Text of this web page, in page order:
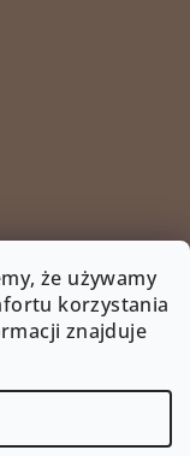
że używamy
korzystania
znajduje